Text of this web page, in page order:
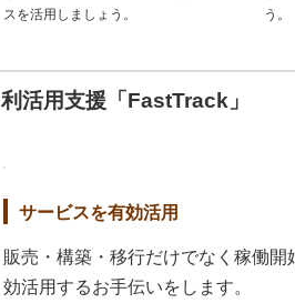
スを活用しましょう。
う。
利活用支援「FastTrack」
サービスを有効活用
販売・構築・移行だけでなく稼働
効活用するお手伝いをします。